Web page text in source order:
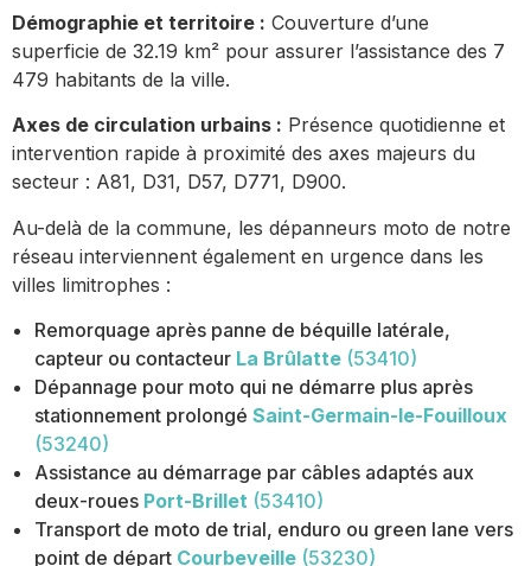
Démographie et territoire : Couverture d’une
superficie de 32.19 km² pour assurer l’assistance des 7
479 habitants de la ville.
Axes de circulation urbains : Présence quotidienne et
intervention rapide à proximité des axes majeurs du
secteur : A81, D31, D57, D771, D900.
Au-delà de la commune, les dépanneurs moto de notre
réseau interviennent également en urgence dans les
villes limitrophes :
Remorquage après panne de béquille latérale,
capteur ou contacteur La Brûlatte (53410)
Dépannage pour moto qui ne démarre plus après
stationnement prolongé Saint-Germain-le-Fouilloux
(53240)
Assistance au démarrage par câbles adaptés aux
deux-roues Port-Brillet (53410)
Transport de moto de trial, enduro ou green lane vers
point de départ Courbeveille (53230)